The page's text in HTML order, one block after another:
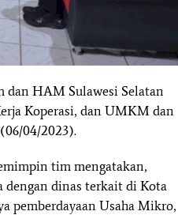
HAM Sulawesi Selatan
Koperasi, dan UMKM dan
04/2023).
tim mengatakan,
dengan dinas terkait di Kota
pemberdayaan Usaha Mikro,